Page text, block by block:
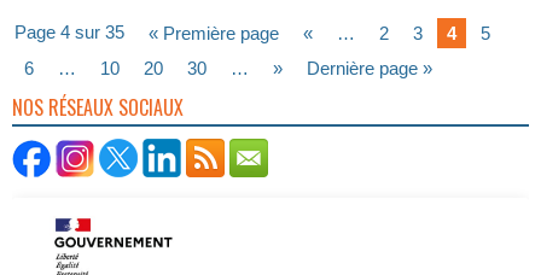
Page 4 sur 35 « Première page « … 2 3 4
5
6
… 10 20 30 … » Dernière page »
NOS RÉSEAUX SOCIAUX